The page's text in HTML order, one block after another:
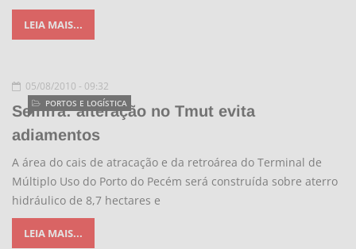
LEIA MAIS...
PORTOS E LOGÍSTICA
05/08/2010 - 09:32
Seinfra: alteração no Tmut evita
adiamentos
A área do cais de atracação e da retroárea do Terminal de
Múltiplo Uso do Porto do Pecém será construída sobre aterro
hidráulico de 8,7 hectares e
LEIA MAIS...